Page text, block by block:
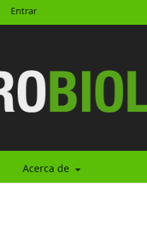
Acerca de
Entrar